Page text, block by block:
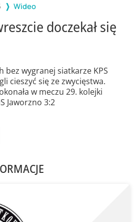
Wideo
doczekał się
bez wygranej siatkarze KPS
cieszyć się ze zwycięstwa.
w meczu 29. kolejki
Jaworzno 3:2